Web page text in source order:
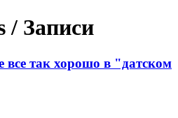
/ Записи
все так хорошо в "датском